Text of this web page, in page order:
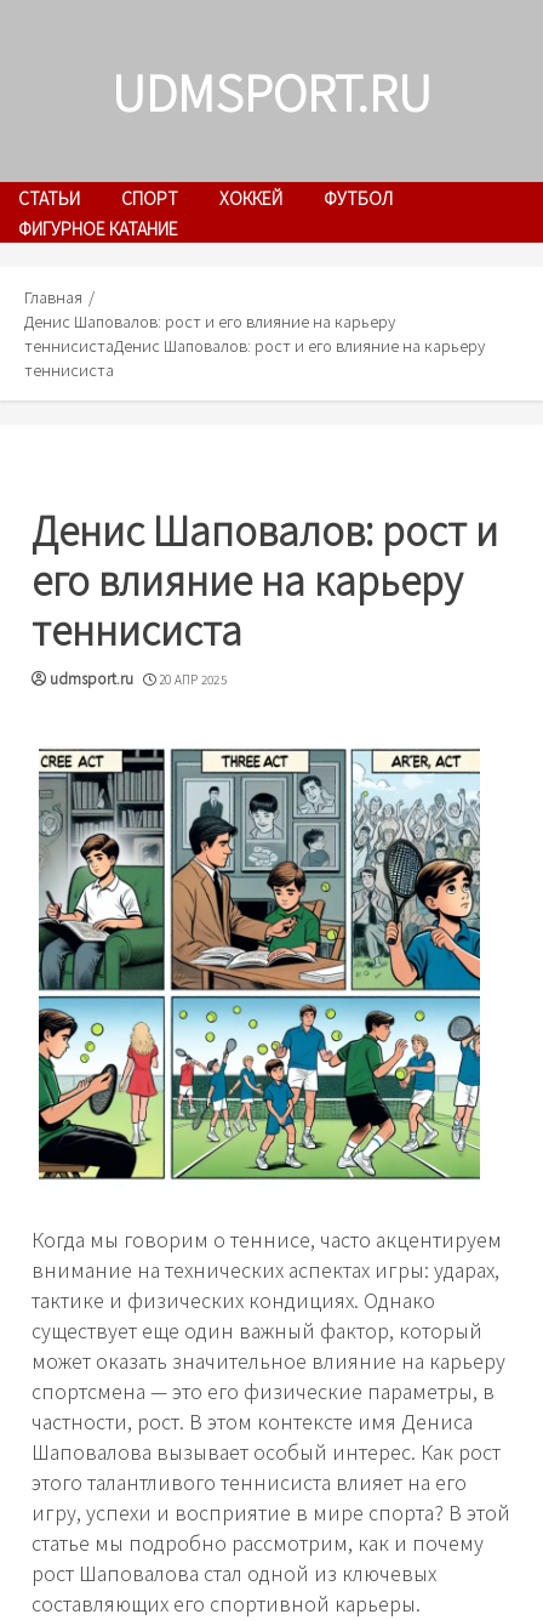
UDMSPORT.RU
СТАТЬИ СПОРТ ХОККЕЙ
ФУТБОЛ
ФИГУРНОЕ КАТАНИЕ
Главная
Денис Шаповалов: рост и его влияние на карьеру
теннисистаДенис Шаповалов: рост и его влияние на карьеру
теннисиста
Денис Шаповалов: рост и
его влияние на карьеру
теннисиста
udmsport.ru 20 АПР 2025
Когда мы говорим о теннисе, часто акцентируем
внимание на технических аспектах игры: ударах,
тактике и физических кондициях. Однако
существует еще один важный фактор, который
может оказать значительное влияние на карьеру
спортсмена — это его физические параметры, в
частности, рост. В этом контексте имя Дениса
Шаповалова вызывает особый интерес. Как рост
этого талантливого теннисиста влияет на его
игру, успехи и восприятие в мире спорта? В этой
статье мы подробно рассмотрим, как и почему
рост Шаповалова стал одной из ключевых
составляющих его спортивной карьеры.